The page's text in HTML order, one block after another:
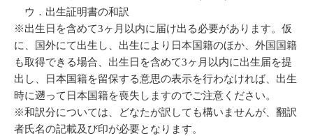
ウ．出生証明書の和訳
※出生日を含めて3ヶ月以内に届け出る必要があります。仮
に、国外にて出生し、出生により日本国籍のほか、外国国籍
も取得できる場合、出生日を含めて3ヶ月以内に出生届を提
出し、日本国籍を留保する意思の表示を行わなければ、出生
時に遡って日本国籍を喪失しますのでご注意ください。
※和訳分については、どなたが訳しても構いませんが、翻訳
者氏名の記載及び印が必要となります。